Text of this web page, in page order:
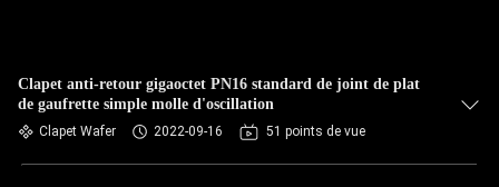
Clapet anti-retour gigaoctet PN16 standard de joint de plat
de gaufrette simple molle d'oscillation
Clapet Wafer 2022-09-16 51 points de vue